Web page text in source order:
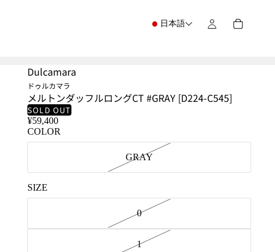
日本語
Dulcamara
ドゥルカマラ
メルトンダッフルロングCT #GRAY [D224-C545]
SOLD OUT
¥59,400
COLOR
GRAY
SIZE
0
1